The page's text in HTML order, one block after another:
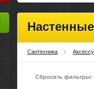
Сантехника
Сбросить фильтры: